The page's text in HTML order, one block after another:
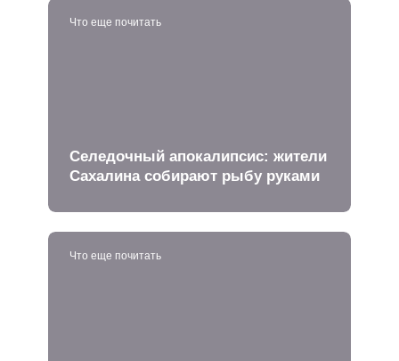
Что еще почитать
Селедочный апокалипсис: жители
Сахалина собирают рыбу руками
Что еще почитать